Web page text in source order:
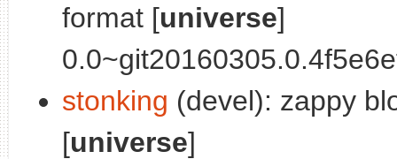
format [universe]
stonking (devel): zappy
[universe]